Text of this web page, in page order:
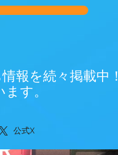
報を続々掲載中！
す。
公式X